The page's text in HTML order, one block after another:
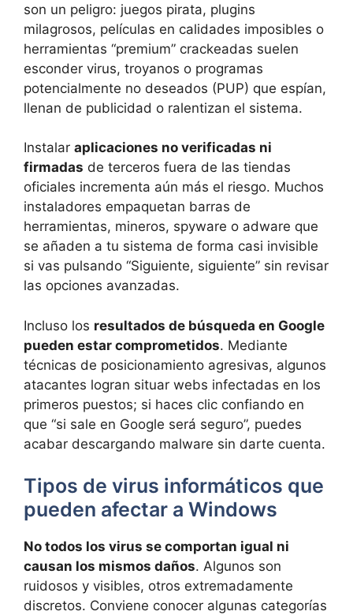
son un peligro: juegos pirata, plugins
milagrosos, películas en calidades imposibles o
herramientas “premium” crackeadas suelen
esconder virus, troyanos o programas
potencialmente no deseados (PUP) que espían,
llenan de publicidad o ralentizan el sistema.
Instalar aplicaciones no verificadas ni
firmadas de terceros fuera de las tiendas
oficiales incrementa aún más el riesgo. Muchos
instaladores empaquetan barras de
herramientas, mineros, spyware o adware que
se añaden a tu sistema de forma casi invisible
si vas pulsando “Siguiente, siguiente” sin revisar
las opciones avanzadas.
Incluso los resultados de búsqueda en Google
pueden estar comprometidos. Mediante
técnicas de posicionamiento agresivas, algunos
atacantes logran situar webs infectadas en los
primeros puestos; si haces clic confiando en
que “si sale en Google será seguro”, puedes
acabar descargando malware sin darte cuenta.
Tipos de virus informáticos que
pueden afectar a Windows
No todos los virus se comportan igual ni
causan los mismos daños. Algunos son
ruidosos y visibles, otros extremadamente
discretos. Conviene conocer algunas categorías